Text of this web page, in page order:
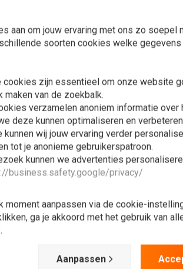
Kleppendeksel pakking
Honda CB350 / CB400
€18,13
Verlanglijst
voor jou!
aan om jouw ervaring met ons zo soepel
soorten cookies welke
cookies zijn essentieel om onze website
van de zoekbalk.
verzamelen anoniem informatie over
deze kunnen optimaliseren en
kunnen wij jouw ervaring verder
tot je anonieme gebruikerspatroon.
kunnen we advertenties
business.safety.google/privacy/
moment aanpassen via de cookie-
ga je akkoord met het gebruik van
.
Aanpassen